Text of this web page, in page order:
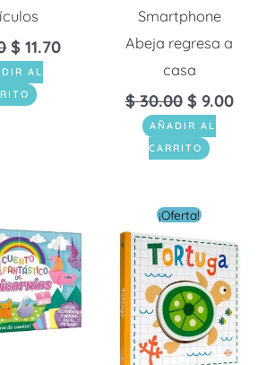
$ 11.70
AL
Smartphone
Abeja regresa a
casa
$30.00 $ 9.00
AÑADIR AL
CARRITO
¡Oferta!
El
precio
original
era:
$ 6.00.
es:
$